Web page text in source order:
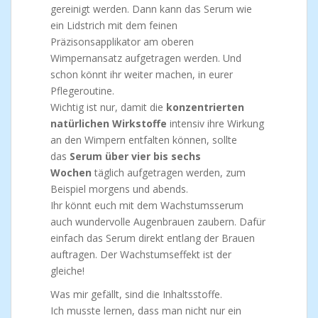
gereinigt werden. Dann kann das Serum wie
ein Lidstrich mit dem feinen
Präzisonsapplikator am oberen
Wimpernansatz aufgetragen werden. Und
schon könnt ihr weiter machen, in eurer
Pflegeroutine.
Wichtig ist nur, damit die konzentrierten
natürlichen Wirkstoffe intensiv ihre Wirkung
an den Wimpern entfalten können, sollte
das Serum über vier bis sechs
Wochen täglich aufgetragen werden, zum
Beispiel morgens und abends.
Ihr könnt euch mit dem Wachstumsserum
auch wundervolle Augenbrauen zaubern. Dafür
einfach das Serum direkt entlang der Brauen
auftragen. Der Wachstumseffekt ist der
gleiche!
Was mir gefällt, sind die Inhaltsstoffe.
Ich musste lernen, dass man nicht nur ein